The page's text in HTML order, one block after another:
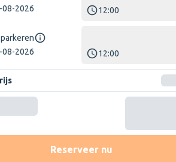
08-2026
12:00
08-2026
12:00
Reserveer nu
Laatste